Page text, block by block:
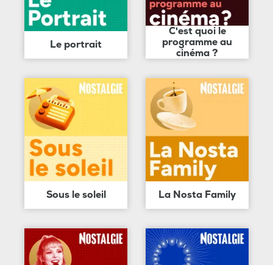
Le portrait
C'est quoi le
programme au
cinéma ?
Sous le soleil La Nosta Family